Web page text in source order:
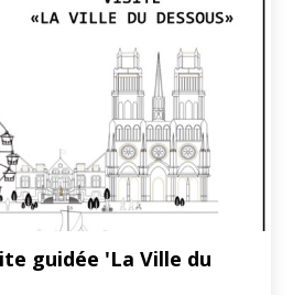
guidée 'La Ville du